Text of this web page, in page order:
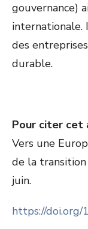
gouvernance)
internationale.
des
durable.
Pour citer cet
Vers une
de la
juin.
https://doi.org/